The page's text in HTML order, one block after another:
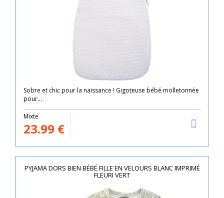
Sobre et chic pour la naissance ! Gigoteuse bébé molletonnée
pour...
Mixte
23.99 €
PYJAMA DORS BIEN BÉBÉ FILLE EN VELOURS BLANC IMPRIMÉ
FLEURI VERT